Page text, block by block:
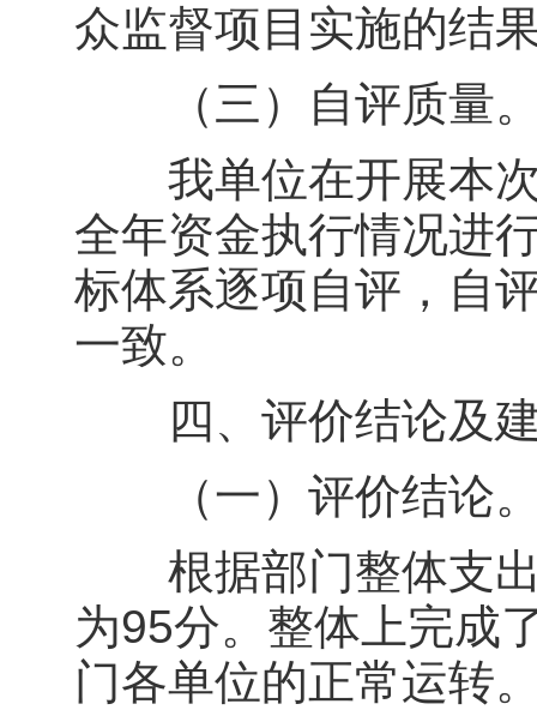
众监督项目实施的结
（三）自评质量
我单位在开展本次
全年资金执行情况进
标体系逐项自评，自
一致。
四、评价结论及
（一）评价结论
根据部门整体支出
为95分。整体上完成
门各单位的正常运转